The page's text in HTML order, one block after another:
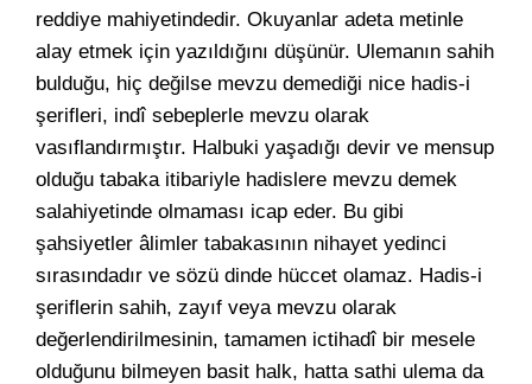
reddiye mahiyetindedir. Okuyanlar adeta metinle
alay etmek için yazıldığını düşünür. Ulemanın sahih
bulduğu, hiç değilse mevzu demediği nice hadis-i
şerifleri, indî sebeplerle mevzu olarak
vasıflandırmıştır. Halbuki yaşadığı devir ve mensup
olduğu tabaka itibariyle hadislere mevzu demek
salahiyetinde olmaması icap eder. Bu gibi
şahsiyetler âlimler tabakasının nihayet yedinci
sırasındadır ve sözü dinde hüccet olamaz. Hadis-i
şeriflerin sahih, zayıf veya mevzu olarak
değerlendirilmesinin, tamamen ictihadî bir mesele
olduğunu bilmeyen basit halk, hatta sathi ulema da